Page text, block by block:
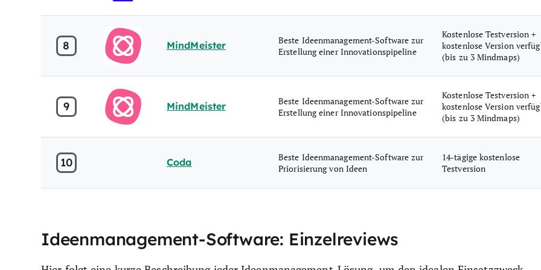
8 MindMeister
Beste Ideenmanagement-Software zur
Erstellung einer Innovationspipeline
Kostenlose Testversion +
kostenlose Version
(bis zu 3 Mindmaps)
9 MindMeister
Beste Ideenmanagement-Software zur
Erstellung einer Innovationspipeline
Kostenlose Testversion +
kostenlose Version
(bis zu 3 Mindmaps)
10 Coda
Beste Ideenmanagement-Software zur
Priorisierung von Ideen
14-tägige kostenlose
Testversion
Ideenmanagement-Software: Einzelreviews